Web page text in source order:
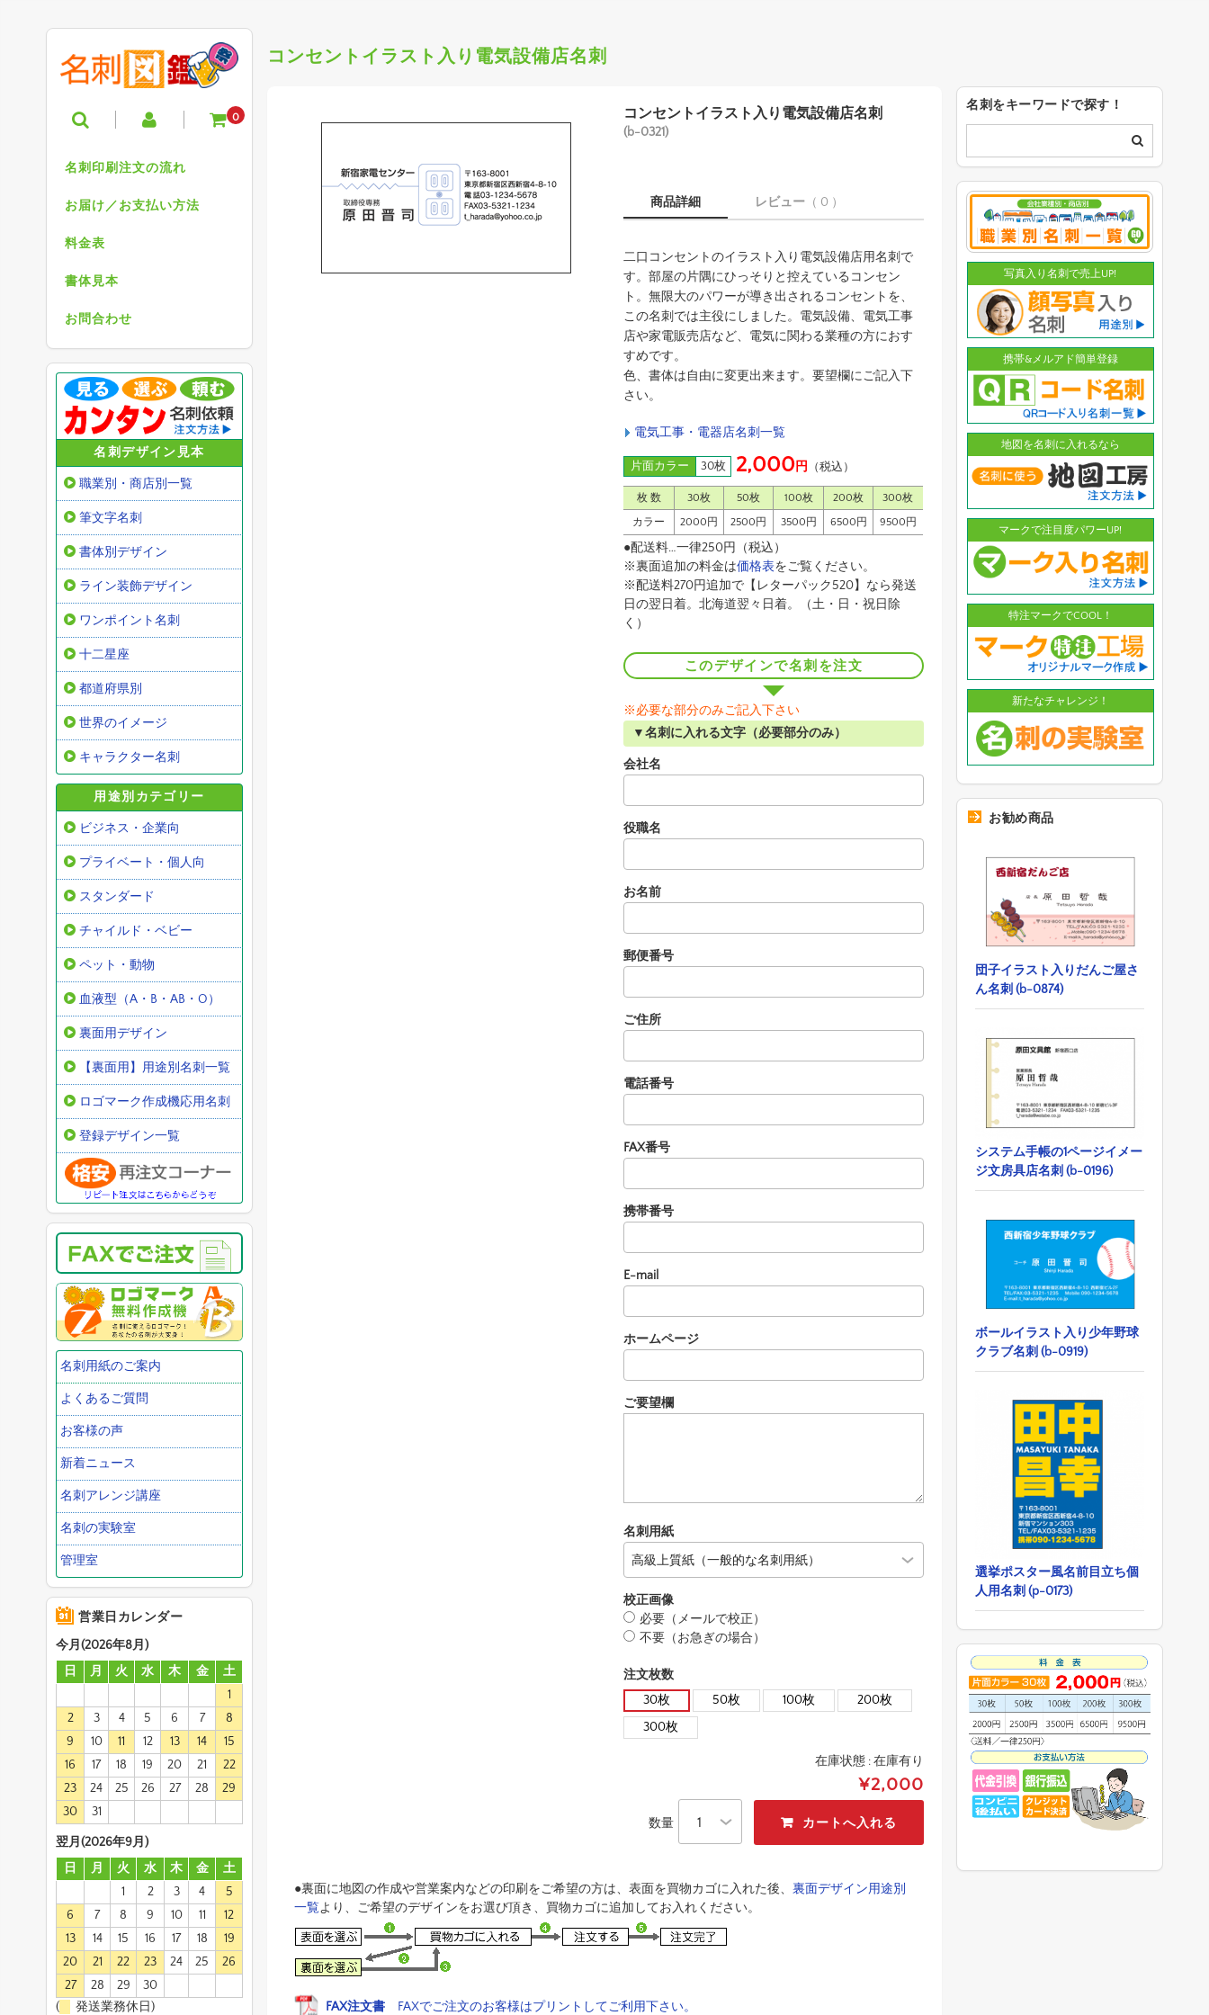
0
名刺印刷注文の流れ
お届け／お支払い方法
料金表
書体見本
お問合わせ
コンセントイラスト入り電気設備店名刺
コンセントイラスト入り電気設備店名刺
(b-0321)
商品詳細 レビュー （ 0 ）
二口コンセントのイラスト入り電気設備店用名刺で
す。部屋の片隅にひっそりと控えているコンセン
ト。無限大のパワーが導き出されるコンセントを、
この名刺では主役にしました。電気設備、電気工事
店や家電販売店など、電気に関わる業種の方におす
すめです。
色、書体は自由に変更出来ます。要望欄にご記入下
さい。
電気工事・電器店名刺一覧
片面カラー 30枚 2,000円 （税込）
枚 数 30枚 50枚 100枚 200枚 300枚
カラー 2000円 2500円 3500円 6500円 9500円
●配送料…一律250円（税込）
※裏面追加の料金は価格表をご覧ください。
※配送料270円追加で【レターパック520】なら発送
日の翌日着。北海道翌々日着。（土・日・祝日除
く）
このデザインで名刺を注文
※必要な部分のみご記入下さい
▼名刺に入れる文字（必要部分のみ）
会社名
役職名
お名前
郵便番号
ご住所
電話番号
FAX番号
携帯番号
E-mail
ホームページ
ご要望欄
名刺用紙
校正画像
必要（メールで校正）
不要（お急ぎの場合）
注文枚数
30枚
50枚 100枚
200枚
300枚
在庫状態 :在庫有り
¥2,000
数量
●裏面に地図の作成や営業案内などの印刷をご希望の方は、表面を買物カゴに入れた後、 裏面デザイン用途別
一覧より、ご希望のデザインをお選び頂き、買物カゴに追加してお入れください。
FAX注文書 FAXでご注文のお客様はプリントしてご利用下さい。
名刺をキーワードで探す！
写真入り名刺で売上UP!
携帯&メルアド簡単登録
地図を名刺に入れるなら
マークで注目度パワーUP!
特注マークでCOOL！
新たなチャレンジ！
お勧め商品
団子イラスト入りだんご屋さ
ん名刺 (b-0874)
システム手帳の1ページイメー
ジ文房具店名刺 (b-0196)
ボールイラスト入り少年野球
クラブ名刺 (b-0919)
選挙ポスター風名前目立ち個
人用名刺 (p-0173)
名刺デザイン見本
職業別・商店別一覧
筆文字名刺
書体別デザイン
ライン装飾デザイン
ワンポイント名刺
十二星座
都道府県別
世界のイメージ
キャラクター名刺
用途別カテゴリー
ビジネス・企業向
プライベート・個人向
スタンダード
チャイルド・ベビー
ペット・動物
血液型（A・B・AB・O）
裏面用デザイン
【裏面用】用途別名刺一覧
ロゴマーク作成機応用名刺
登録デザイン一覧
名刺用紙のご案内
よくあるご質問
お客様の声
新着ニュース
名刺アレンジ講座
名刺の実験室
管理室
営業日カレンダー
今月(2026年8月)
日
月 火 水 木 金
土
1
2
3 4 5 6 7
8
9
10 11 12 13 14
15
16
17 18 19 20 21
22
23
24 25 26 27 28
29
30
31
翌月(2026年9月)
日
月 火 水 木 金
土
1
2 3 4
5
6
7 8 9 10 11
12
13
14 15 16 17 18
19
20
21 22 23 24 25
26
27
28 29
30
(
発送業務休日)